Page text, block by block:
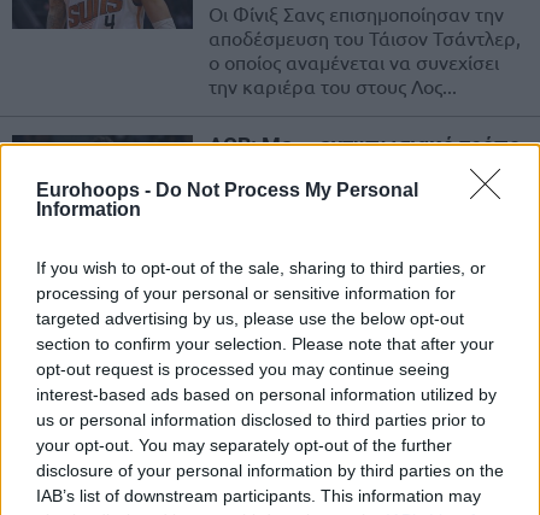
Eurohoops - Do Not Process My Personal
Information
If you wish to opt-out of the sale, sharing to third parties, or
processing of your personal or sensitive information for
targeted advertising by us, please use the below opt-out
section to confirm your selection. Please note that after your
opt-out request is processed you may continue seeing
interest-based ads based on personal information utilized by
us or personal information disclosed to third parties prior to
your opt-out. You may separately opt-out of the further
disclosure of your personal information by third parties on the
IAB’s list of downstream participants. This information may
Οι Φίνιξ Σανς επισημοποίησαν την
αποδέσμευση του Τάισον Τσάντλερ,
ο οποίος αναμένεται να συνεχίσει
την καριέρα του στους Λος...
ACB: Με… εντυπωσιακό τρόπο
η πρώτη ήττα της Ρεάλ, έχασαν
και οι Γκραν Κανάρια, Τζεντίλε
Έπειτα από έξι νίκες σε ισάριθμα ματς της ACB έφθασε και
η στιγμή της ήττας για τη Ρεάλ Μαδρίτης.
Γιάννης Αντετοκούνμπο: Τώρα
και στο… NASCAR (vid)
04/NOV/18 19:44
Η μορφή του Γιάννη Αντετοκούνμπο,
όπως εμφανίζεται στο εξώφυλλο
του NBA 2K19, στολίζει ένα